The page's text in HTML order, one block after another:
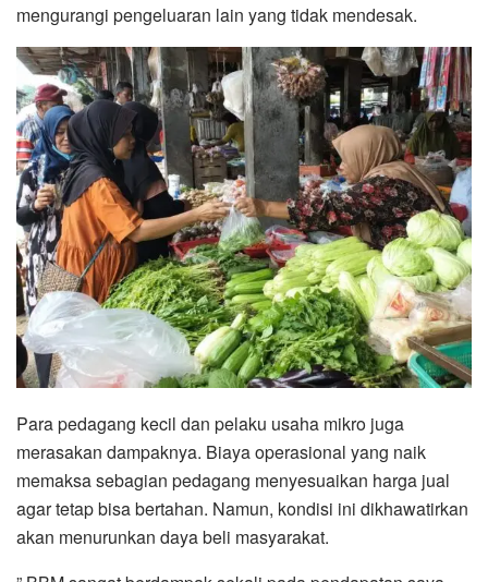
mengurangi pengeluaran lain yang tidak mendesak.
Para pedagang kecil dan pelaku usaha mikro juga
merasakan dampaknya. Biaya operasional yang naik
memaksa sebagian pedagang menyesuaikan harga jual
agar tetap bisa bertahan. Namun, kondisi ini dikhawatirkan
akan menurunkan daya beli masyarakat.